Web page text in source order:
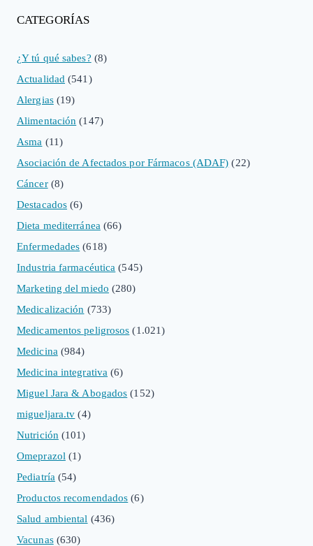
CATEGORÍAS
¿Y tú qué sabes? (8)
Actualidad (541)
Alergias(19)
Alimentación (147)
Asma (11)
Asociación de Afectados por Fármacos (ADAF) (22)
Cáncer(8)
Destacados (6)
Dieta mediterránea (66)
Enfermedades (618)
Industria farmacéutica (545)
Marketing del miedo (280)
Medicalización (733)
Medicamentos peligrosos (1.021)
Medicina (984)
Medicina integrativa (6)
Miguel Jara & Abogados (152)
migueljara.tv (4)
Nutrición (101)
Omeprazol (1)
Pediatría (54)
Productos recomendados (6)
Salud ambiental (436)
Vacunas(630)